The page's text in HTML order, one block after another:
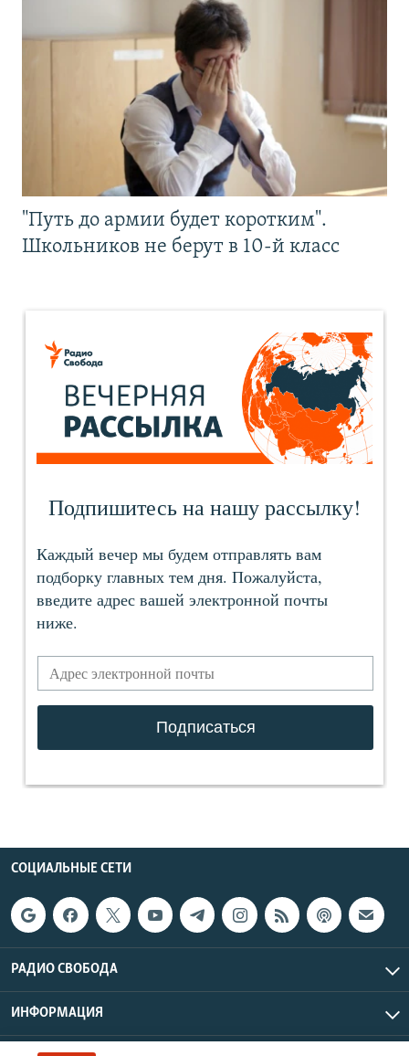
"Путь до армии будет коротким".
Школьников не берут в 10-й класс
СОЦИАЛЬНЫЕ СЕТИ
РАДИО СВОБОДА
ИНФОРМАЦИЯ